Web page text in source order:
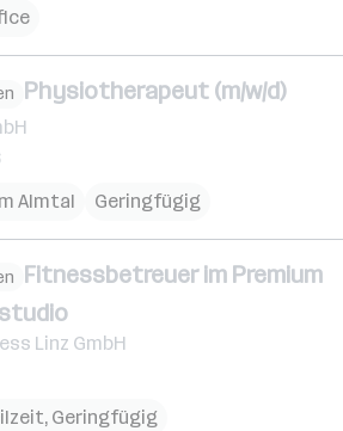
Physiotherapeut (m/w/d)
Almtal
Geringfügig
Fitnessbetreuer im Premium
Linz GmbH
Geringfügig